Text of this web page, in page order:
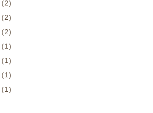
(2)
(2)
(2)
(1)
(1)
(1)
(1)